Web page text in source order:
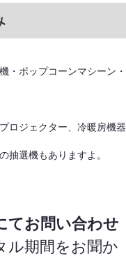
・ポップコーンマシーン・
ロジェクター、冷暖房機器
抽選機もありますよ。
てお問い合わせ
ル期間をお聞か